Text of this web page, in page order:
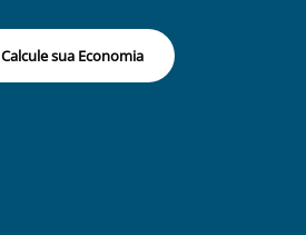
Calcule sua Economia